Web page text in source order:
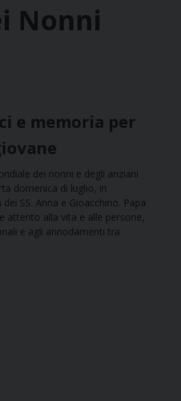
Nonni
e memoria per
dei nonni e degli anziani
domenica di luglio, in
SS. Anna e Gioacchino. Papa
attento alla vita e alle persone,
e agli annodamenti tra